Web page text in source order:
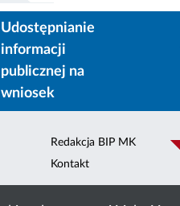
Udostępnianie
informacji
publicznej na
wniosek
Redakcja BIP MK
Kontakt